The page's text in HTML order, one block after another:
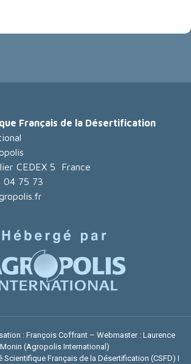
Français de la Désertification
CEDEX 5 France
04 75 73
: François Coffrant – Webmaster : Laurence
Monin (Agropolis International)
Scientifique Français de la Désertification (CSFD) I